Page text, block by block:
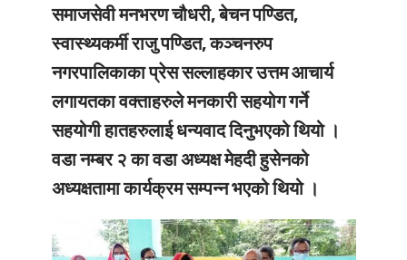
समाजसेवी मनभरण चौधरी, बेचन पण्डित,
स्वास्थ्यकर्मी राजु पण्डित, कञ्चनरुप
नगरपालिकाका प्रेस सल्लाहकार उत्तम आचार्य
लगायतका वक्ताहरुले मनकारी सहयोग गर्ने
सहयोगी हातहरुलाई धन्यवाद दिनुभएको थियो ।
वडा नम्बर २ का वडा अध्यक्ष मेहदी हुसेनको
अध्यक्षतामा कार्यक्रम सम्पन्न भएको थियो ।